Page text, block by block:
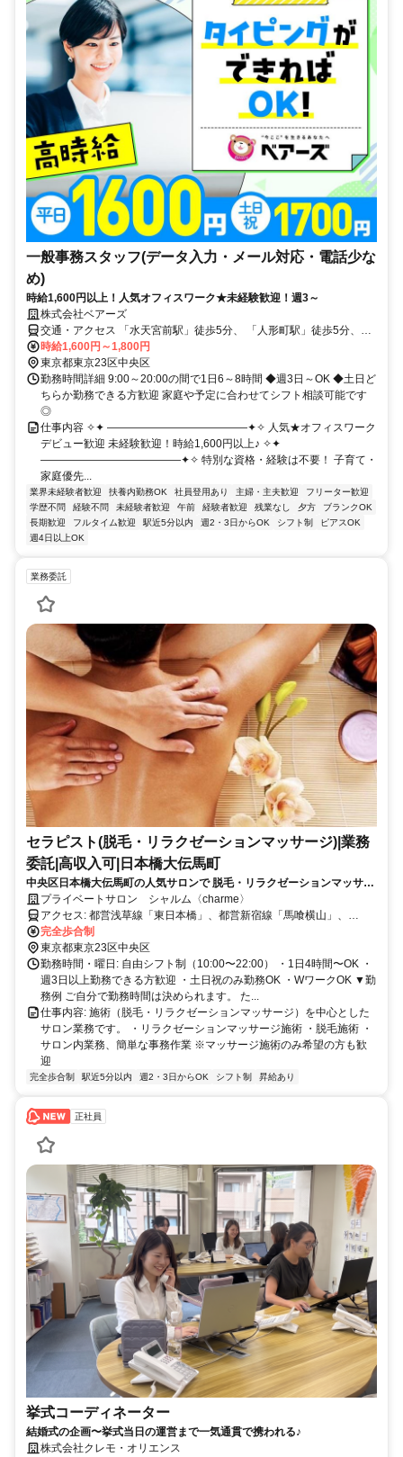
一般事務スタッフ(データ入力・メール対応・電話少な
め)
時給1,600円以上！人気オフィスワーク★未経験歓迎！週3～
株式会社ベアーズ
交通・アクセス 「水天宮前駅」徒歩5分、 「人形町駅」徒歩5分、
「浜町駅」徒歩5分
時給1,600円～1,800円
東京都東京23区中央区
勤務時間詳細 9:00～20:00の間で1日6～8時間 ◆週3日～OK ◆土日ど
ちらか勤務できる方歓迎 家庭や予定に合わせてシフト相談可能です
◎
仕事内容 ✧✦ ―――――――――――――✦✧ 人気★オフィスワーク
デビュー歓迎 未経験歓迎！時給1,600円以上♪ ✧✦
―――――――――――――✦✧ 特別な資格・経験は不要！ 子育て・
家庭優先...
業界未経験者歓迎 扶養内勤務OK 社員登用あり 主婦・主夫歓迎
フリーター歓迎
学歴不問
経験不問 未経験者歓迎 午前 経験者歓迎 残業なし 夕方
ブランクOK
長期歓迎
フルタイム歓迎 駅近5分以内 週2・3日からOK シフト制
ピアスOK
週4日以上OK
業務委託
セラピスト(脱毛・リラクゼーションマッサージ)|業務
委託|高収入可|日本橋大伝馬町
中央区日本橋大伝馬町の人気サロンで 脱毛・リラクゼーションマッサー
ジのセラピスト募集。 完全予約制・安定した集客があり、 業務委託でも
月収30万〜50万円以上 を目指せる環境です。
プライベートサロン シャルム〈charme〉
アクセス: 都営浅草線「東日本橋」、都営新宿線「馬喰横山」、
JR「馬喰町」駅から徒歩２分。東京メトロ日比谷線「小伝馬町」駅
から徒歩５分
完全歩合制
東京都東京23区中央区
勤務時間・曜日: 自由シフト制（10:00〜22:00） ・1日4時間〜OK ・
週3日以上勤務できる方歓迎 ・土日祝のみ勤務OK ・WワークOK ▼勤
務例 ご自分で勤務時間は決められます。 た...
仕事内容: 施術（脱毛・リラクゼーションマッサージ）を中心とした
サロン業務です。 ・リラクゼーションマッサージ施術 ・脱毛施術 ・
サロン内業務、簡単な事務作業 ※マッサージ施術のみ希望の方も歓
迎
完全歩合制 駅近5分以内 週2・3日からOK シフト制 昇給あり
正社員
挙式コーディネーター
結婚式の企画〜挙式当日の運営まで一気通貫で携われる♪
株式会社クレモ・オリエンス